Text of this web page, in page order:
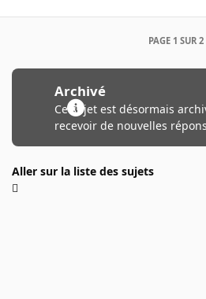
PAGE 1 SUR 2
Archivé
Ce sujet est désormais
recevoir de nouvelles
Aller sur la liste des sujets